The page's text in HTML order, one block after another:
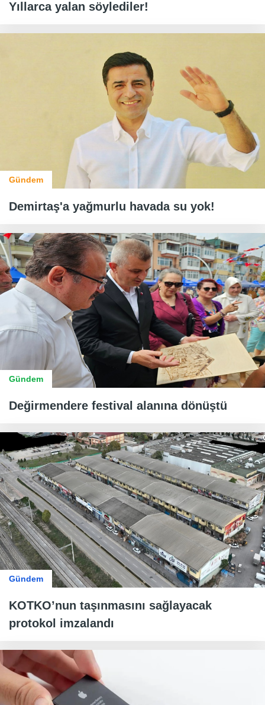
Yıllarca yalan söylediler!
Gündem
Demirtaş'a yağmurlu havada su yok!
Gündem
Değirmendere festival alanına dönüştü
Gündem
KOTKO’nun taşınmasını sağlayacak
protokol imzalandı